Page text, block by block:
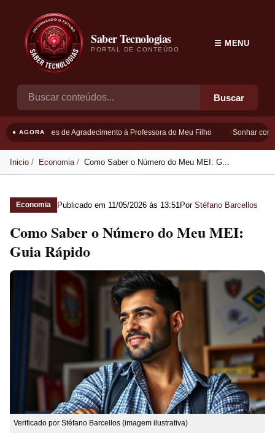
Saber Tecnologias
PORTAL DE CONTEÚDO
Buscar
☰ MENU
● AGORAFrases de Agradecimento à Professora do Meu Filho Sonhar com
Inicio Economia Como Saber o Número do Meu MEI: G...
Economia Publicado em 11/05/2026 às 13:51 Por Stéfano Barcellos
Como Saber o Número do Meu MEI:
Guia Rápido
Verificado por Stéfano Barcellos (imagem ilustrativa)